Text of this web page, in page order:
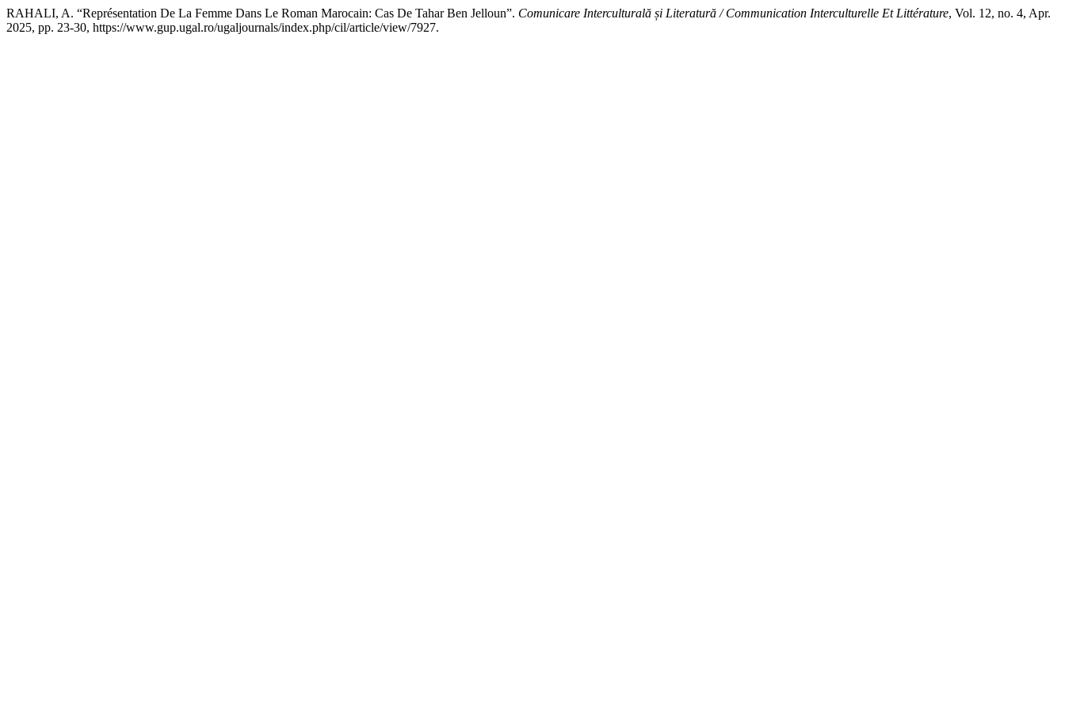
RAHALI, A. “Représentation De La Femme Dans Le Roman Marocain: Cas De Tahar Ben Jelloun”. Comunicare Interculturală și Literatură / Communication Interculturelle Et Littérature, Vol. 12, no. 4, Apr.
2025, pp. 23-30, https://www.gup.ugal.ro/ugaljournals/index.php/cil/article/view/7927.